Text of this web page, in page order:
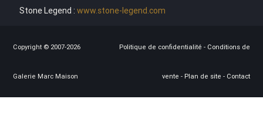
Stone Legend : www.stone-legend.com
Copyright © 2007-2026
Galerie Marc Maison
Politique de confidentialité - Conditions de
vente - Plan de site - Contact